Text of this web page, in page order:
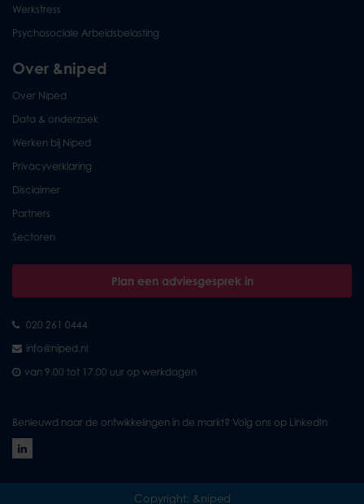
Werkstress
Psychosociale Arbeidsbelasting
Over &niped
Over Niped
Data & onderzoek
Werken bij Niped
Privacyverklaring
Disclaimer
Partners
Sectoren
Plan een adviesgesprek in
020 261 0444
info@niped.nl
van 9.00 tot 17.00 uur op werkdagen
Benieuwd naar de ontwikkelingen in de markt? Volg ons op LinkedIn
Copyright: &niped